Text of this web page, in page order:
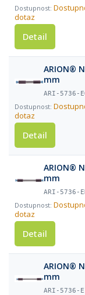
dotaz
Detail
ARION®
mm
ARI-5736-
dotaz
Detail
ARION®
mm
ARI-5736-
dotaz
Detail
ARION®
mm
ARI-5736-